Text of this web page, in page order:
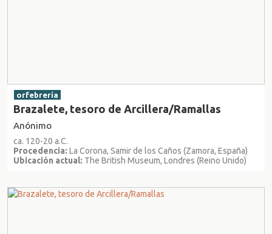
orfebrería
Brazalete, tesoro de Arcillera/Ramallas
Anónimo
ca. 120-20 a.C.
Procedencia: La Corona, Samir de los Caños (Zamora, España)
Ubicación actual: The British Museum, Londres (Reino Unido)